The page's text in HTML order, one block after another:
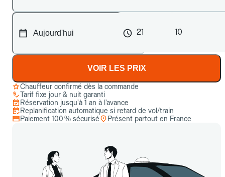
21 10
VOIR LES PRIX
Chauffeur confirmé dès la commande
Tarif fixe jour & nuit garanti
Réservation jusqu’à 1 an à l’avance
Replanification automatique si retard de vol/train
Paiement 100 % sécurisé
Présent partout en France